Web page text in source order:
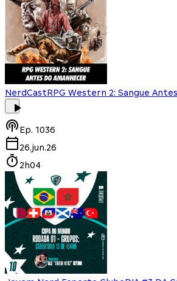
NerdCastRPG Western 2: Sangue
Ep. 1036
26.jun.26
2h04